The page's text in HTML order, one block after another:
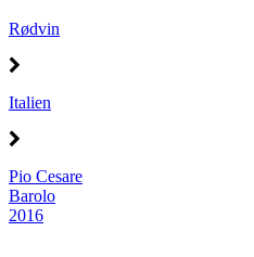
Rødvin
Italien
Pio Cesare
Barolo
2016